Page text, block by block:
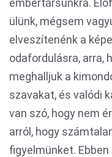
embertársunkra.
ülünk, mégsem
elveszítenénk a
odafordulásra, arra,
meghalljuk a
szavakat, és valódi
van szó, hogy nem
arról, hogy
figyelmünket.